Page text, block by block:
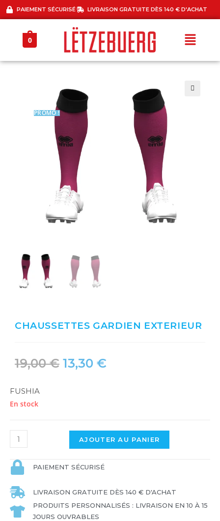
PAIEMENT SÉCURISÉ LIVRAISON GRATUITE DÈS 140 € D'ACHAT
0
PROMO !
CHAUSSETTES GARDIEN EXTERIEUR
19,00€ 13,30 €
FUSHIA
En stock
AJOUTER AU PANIER
PAIEMENT SÉCURISÉ
LIVRAISON GRATUITE DÈS 140 € D'ACHAT
PRODUITS PERSONNALISÉS : LIVRAISON EN 10 À 15
JOURS OUVRABLES